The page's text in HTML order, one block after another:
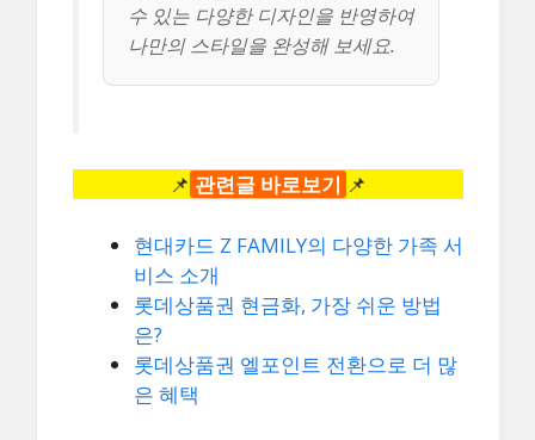
수 있는 다양한 디자인을 반영하여
나만의 스타일을 완성해 보세요.
📌 관련글 바로보기 📌
현대카드 Z FAMILY의 다양한 가족 서
비스 소개
롯데상품권 현금화, 가장 쉬운 방법
은?
롯데상품권 엘포인트 전환으로 더 많
은 혜택